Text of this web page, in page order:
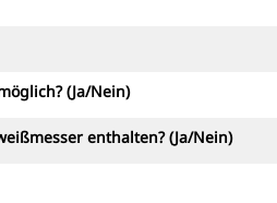
(Ja/Nein)
enthalten? (Ja/Nein)